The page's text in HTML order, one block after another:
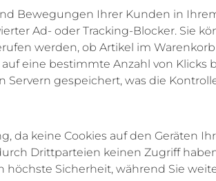
Bewegungen Ihrer Kunden in
Ad- oder Tracking-Blocker. Sie
werden, ob Artikel im
eine bestimmte Anzahl von Klicks
gespeichert, was die
da keine Cookies auf den Geräten
Drittparteien keinen Zugriff
Sicherheit, während Sie